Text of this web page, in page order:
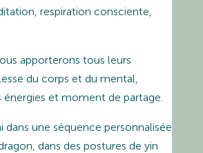
respiration consciente,
apporterons tous leurs
du corps et du mental,
énergies et moment de partage.
dans une séquence personnalisée
dans des postures de yin